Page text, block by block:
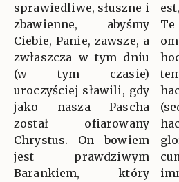
sprawiedliwe, słuszne i
zbawienne, abyśmy
Ciebie, Panie, zawsze, a
zwłaszcza w tym dniu
(w tym czasie)
uroczyściej sławili, gdy
jako nasza Pascha
został ofiarowany
Chrystus. On bowiem
jest prawdziwym
Barankiem, który